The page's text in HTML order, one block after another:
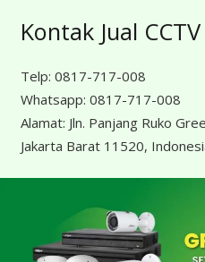
Kontak Jual
Telp: 0817-717-008
Whatsapp: 0817-717-008
Alamat: Jln. Panjang Ruko
Jakarta Barat 11520,